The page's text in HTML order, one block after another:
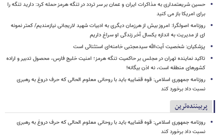
حسین شریعتمداری به مذاکرات ایران و عمان بر سر تردد در تنگه هرمز حمله کرد: دارید تنگه را
برای امریکا باز می کنید
روزنامه اصولگرا: امروز بیش از هرزمان دیگری به ادبیات شهید لاریجانی نیازمندیم/ کمتر نمونه
ای از مدیریت به اندازه یکسال آخر زندگی او سراغ داریم
پزشکیان: شخصیت آیت‌الله سیدمجتبی خامنه‌ای استثنائی است
تاکید نماینده تهران در مجلس بر حاکمیت تنگه هرمز؛ امنیت خلیج فارس، محصول تدبیر و اراده
کشورهای منطقه است، نه اذن بیگانه!
روزنامه جمهوری اسلامی: قوه قضاییه باید با روحانی معلوم الحالی که حرف دروغ به رهبری
نسبت داد برخورد کند
پربیننده‌ترین
روزنامه جمهوری اسلامی: قوه قضاییه باید با روحانی معلوم الحالی که حرف دروغ به رهبری
نسبت داد برخورد کند